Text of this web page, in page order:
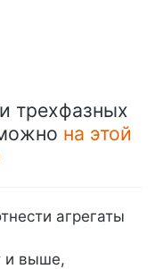
трехфазных
на этой
агрегаты
и выше,